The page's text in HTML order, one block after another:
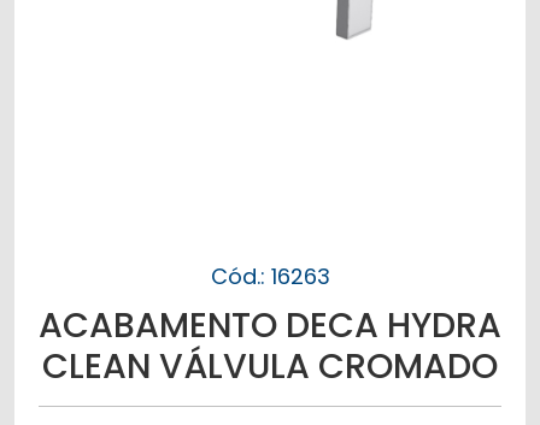
Cód.: 16263
ACABAMENTO DECA HYDRA
CLEAN VÁLVULA CROMADO